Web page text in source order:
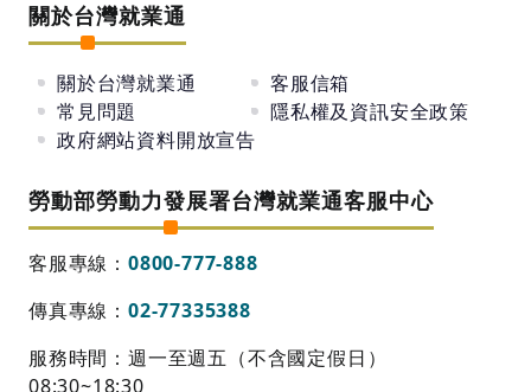
關於台灣就業通
關於台灣就業通
客服信箱
常見問題
隱私權及資訊安全政策
政府網站資料開放宣告
勞動部勞動力發展署台灣就業通客服中心
客服專線： 0800-777-888
傳真專線： 02-77335388
服務時間：週一至週五（不含國定假日）
08:30~18:30